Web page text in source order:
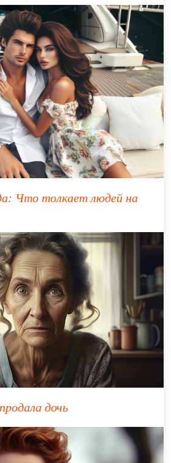
Что толкает людей на
дочь